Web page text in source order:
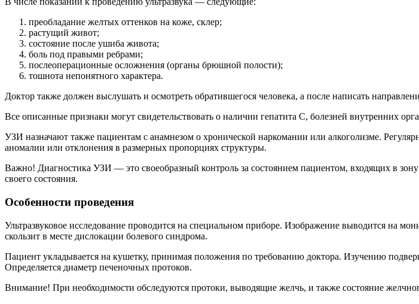
преобладание желтых оттенков на коже, склер;
растущий живот;
состояние после ушиба живота;
боль под правыми ребрами;
послеоперационные осложнения (органы брюшной полости);
тошнота непонятного характера.
Доктор также должен выслушать и осмотреть обратившегося человека, а после написать
Все описанные признаки могут свидетельствовать о наличии гепатита C, болезней внутренних
УЗИ назначают также пациентам с анамнезом о хронической наркомании или алкоголизме.
аномалии или отклонения в размерных пропорциях структуры.
Важно! Диагностика УЗИ — это своеобразный контроль за состоянием пациентом, входящих в
своего состояния.
Особенности проведения
Ультразвуковое исследование проводится на специальном приборе. Изображение выводится на
скользит в месте дислокации болевого синдрома.
Пациент укладывается на кушетку, принимая положения по требованию доктора. Изучению
Определяется диаметр печеночных протоков.
Внимание! При необходимости обследуются протоки, выводящие желчь, и также состояние